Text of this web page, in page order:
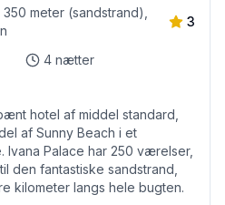
meter (sandstrand),
3
4 nætter
hotel af middel standard,
af Sunny Beach i et
Ivana Palace har 250 værelser,
den fantastiske sandstrand,
kilometer langs hele bugten.